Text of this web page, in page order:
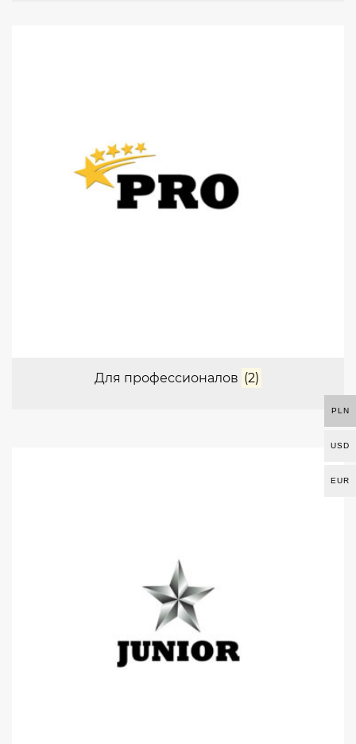
Для профессионалов (2)
PLN
USD
EUR